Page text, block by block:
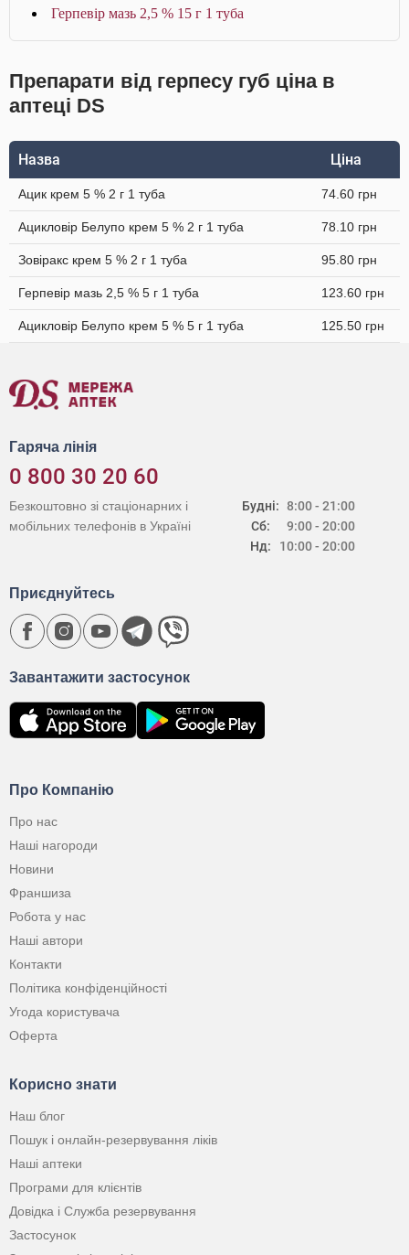
Герпевір мазь 2,5 % 15 г 1 туба
Препарати від герпесу губ ціна в
аптеці DS
Назва Ціна
Ацик крем 5 % 2 г 1 туба 74.60 грн
Ацикловір Белупо крем 5 % 2 г 1 туба 78.10 грн
Зовіракс крем 5 % 2 г 1 туба 95.80 грн
Герпевір мазь 2,5 % 5 г 1 туба 123.60 грн
Ацикловір Белупо крем 5 % 5 г 1 туба 125.50 грн
Гаряча лінія
0 800 30 20 60
Будні:
Сб:
Нд:
8:00 - 21:00
9:00 - 20:00
10:00 - 20:00
Безкоштовно зі стаціонарних і
мобільних телефонів в Україні
Про Компанію
Про нас
Наші нагороди
Новини
Франшиза
Робота у нас
Наші автори
Контакти
Політика конфіденційності
Угода користувача
Оферта
Корисно знати
Наш блог
Пошук і онлайн-резервування ліків
Наші аптеки
Програми для клієнтів
Довідка і Служба резервування
Застосунок
Завантажити застосунок
Приєднуйтесь